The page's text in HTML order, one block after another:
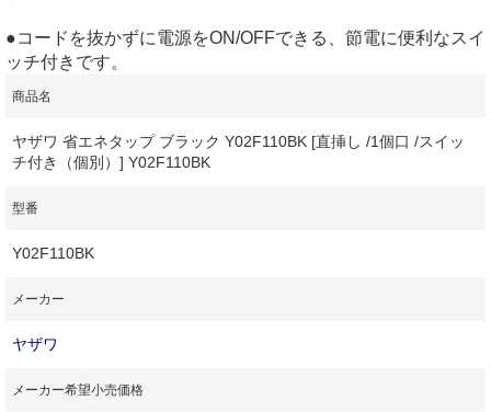
●コードを抜かずに電源をON/OFFできる、節電に便利なスイ
ッチ付きです。
商品名
ヤザワ 省エネタップ ブラック Y02F110BK [直挿し /1個口 /スイッ
チ付き（個別）] Y02F110BK
型番
Y02F110BK
メーカー
ヤザワ
メーカー希望小売価格